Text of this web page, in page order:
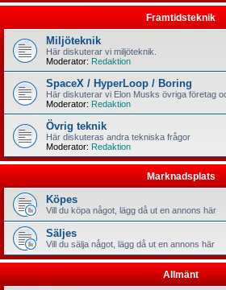
Framtidsteknik
Miljöteknik
Här diskuterar vi miljöteknik.
Moderator: Redaktion
SpaceX / HyperLoop / Boring
Här diskuterar vi Elon Musks övriga företag
Moderator: Redaktion
Övrig teknik
Här diskuteras andra tekniska frågor
Moderator: Redaktion
Marknadsplats
Köpes
Vill du köpa något, lägg då ut en annons här
Säljes
Vill du sälja något, lägg då ut en annons här
Allmänt